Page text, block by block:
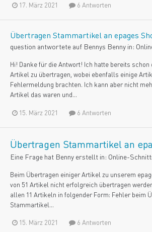
17. März 2021 6 Antworten
Übertragen Stammartikel an epages
question antwortete auf Bennys Benny in:
Hi! Danke für die Antwort! Ich hatte bereits
Artikel zu übertragen, wobei ebenfalls einige
Fehlermeldung brachten. Ich kann aber nicht
Artikel das waren und...
15. März 2021 6 Antworten
Übertragen Stammartikel an
Eine Frage hat Benny erstellt in: Online-
Beim Übertragen einiger Artikel zu unserem
von 51 Artikel nicht erfolgreich übertragen
allen 11 Artikeln in folgender Form: Fehler beim
Stammartikel...
15. März 2021 6 Antworten